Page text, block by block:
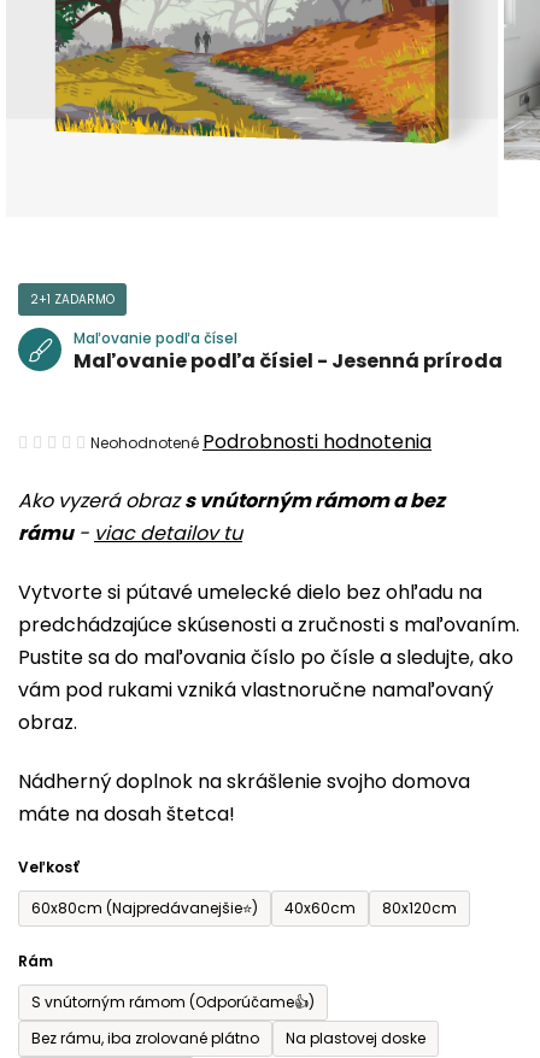
Ako vyzerá obrazs vnútorným rámom a bez
rámu- viac detailov tu
Vytvorte si pútavé umelecké dielo bez ohľadu na
predchádzajúce skúsenosti a zručnosti s maľovaním.
Pustite sa do maľovania číslo po čísle a sledujte, ako
vám pod rukami vzniká vlastnoručne namaľovaný
obraz.
Nádherný doplnok na skrášlenie svojho domova
máte na dosah štetca!
Veľkosť
60x80cm (Najpredávanejšie⭐)
40x60cm 80x120cm
Rám
S vnútorným rámom (Odporúčame👍)
Bez rámu, iba zrolované plátno
Na plastovej doske
2+1 ZADARMO
Maľovanie podľa čísel
Maľovanie podľa čísiel - Jesenná príroda
Priemerné
produktu
je
z
5
hviezdičiek.
Neohodnotené Podrobnosti hodnotenia